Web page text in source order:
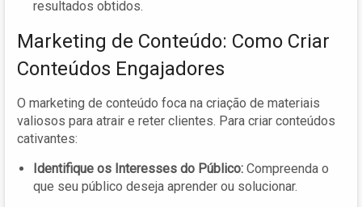
resultados obtidos.
Marketing de Conteúdo: Como Criar
Conteúdos Engajadores
O marketing de conteúdo foca na criação de materiais
valiosos para atrair e reter clientes. Para criar conteúdos
cativantes:
Identifique os Interesses do Público: Compreenda o
que seu público deseja aprender ou solucionar.